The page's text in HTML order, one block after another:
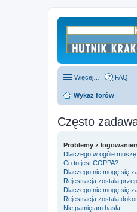
Więcej… FAQ
Wykaz forów
Często
Problemy z
Dlaczego w ogóle
Co to jest COPPA?
Dlaczego nie mogę się
Rejestracja została
Dlaczego nie mogę się
Rejestracja została
Nie pamiętam hasła!